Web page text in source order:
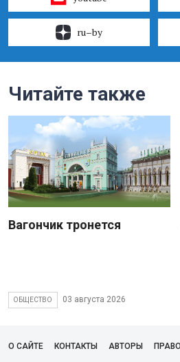
ru–by
Читайте также
Вагончик тронется
ОБЩЕСТВО 03 августа 2026
О САЙТЕ КОНТАКТЫ АВТОРЫ